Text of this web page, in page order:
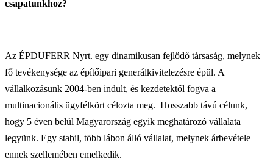
csapatunkhoz?
Az ÉPDUFERR Nyrt. egy dinamikusan fejlődő társaság, melynek
fő tevékenysége az építőipari generálkivitelezésre épül. A
vállalkozásunk 2004-ben indult, és kezdetektől fogva a
multinacionális ügyfélkört célozta meg. Hosszabb távú célunk,
hogy 5 éven belül Magyarország egyik meghatározó vállalata
legyünk. Egy stabil, több lábon álló vállalat, melynek árbevétele
ennek szellemében emelkedik.